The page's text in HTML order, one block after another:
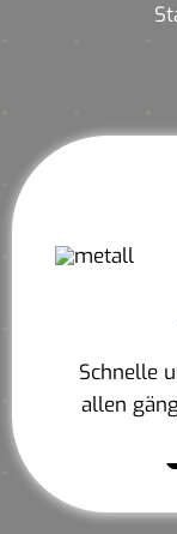
Schnelle
allen